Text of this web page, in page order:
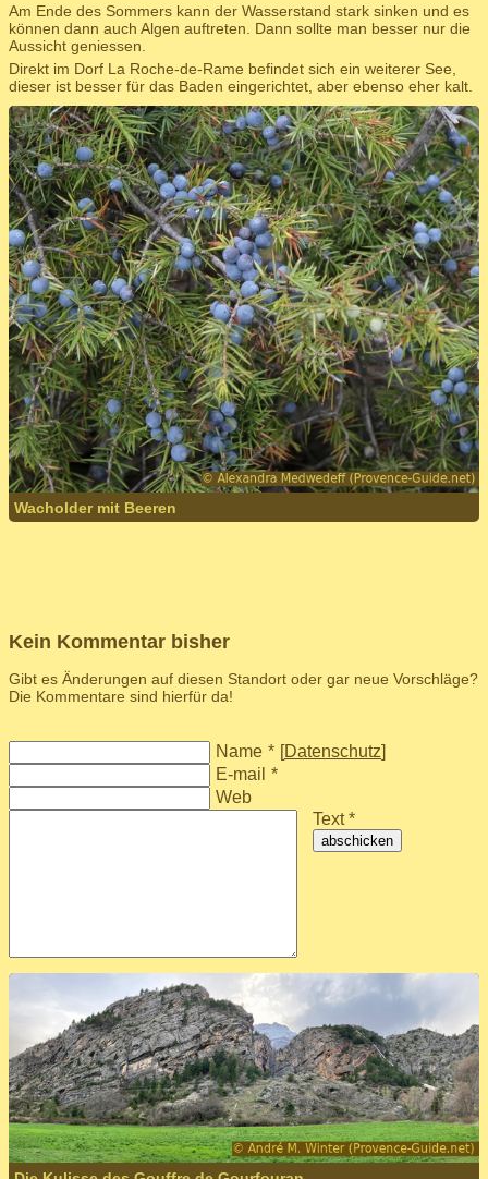
Am Ende des Sommers kann der Wasserstand stark sinken und es
können dann auch Algen auftreten. Dann sollte man besser nur die
Aussicht geniessen.
Direkt im Dorf La Roche-de-Rame befindet sich ein weiterer See,
dieser ist besser für das Baden eingerichtet, aber ebenso eher kalt.
Wacholder mit Beeren
Kein Kommentar bisher
Gibt es Änderungen auf diesen Standort oder gar neue Vorschläge?
Die Kommentare sind hierfür da!
Name * [Datenschutz]
E-mail *
Web
Text *
abschicken